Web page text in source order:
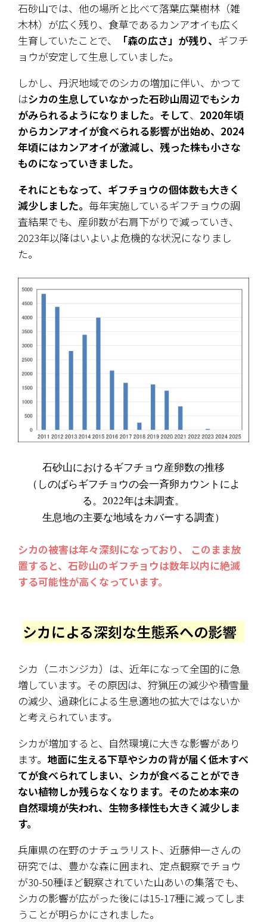
石砂山では、他の場所と比べて落葉広葉樹林（雑
木林）が広く残り、食草であるカンアオイも広く
生育していたことで、
「森の広さ」が残り、 ギフチ
ョウが安定して生息していました。
しかし、丹沢地域でのシカの増加に伴い、かつて
はシカの生息していなかった石砂山周辺でもシカ
がみられるようになりました。そして、 2020年頃
からカンアオイが食べられる影響が出始め、2024
年頃にはカンアオイが激減し、残った株も小さな
ものになっていきました。
それにともなって、ギフチョウの個体数も大きく
減少しました。 毎年実施しているギフチョウの調
査結果でも、産卵数が右肩下がりで減っていき、
2023年以降はいよいよ危機的な状況になりまし
た。
石砂山におけるギフチョウ産卵数の推移
（しのばらギフチョウの会一斉卵カウントによ
る。2022年は未調査。
生息地の主要な地域をカバーする調査）
シカの被害は年々深刻になっており、
このまま放
置すると、石砂山のギフチョウは数年以内に絶滅
する可能性が高くなっています。
シカによる深刻な生態系への影響
シカ（ニホンジカ）は、近年になって全国的に急
増しています。その原因は、狩猟圧の減少や積雪量
の減少、過疎化による生息適地の拡大ではないか
と考えられています。
シカが増加すると、自然環境に大きな影響があり
ます。 地面に生える下草やシカの背が届く低木すべ
てが食べられてしまい、シカが食べることができ
ない植物しか残らなくなります。そのため本来の
自然環境が失われ、生物多様性も大きく減少しま
す。
兵庫県の在野のナチュラリスト、近藤伸一さんの
研究では、豊かな森に囲まれ、定点観察でチョウ
が30-50種ほど観察されていた山あいの集落でも、
シカの影響が広がった後には15-17種に減ってしま
うことが明らかにされました。